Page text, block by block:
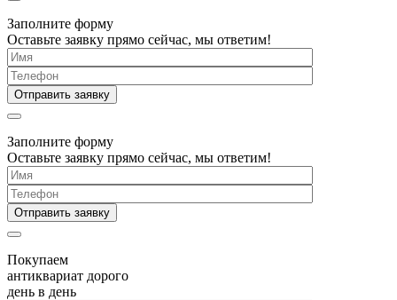
Заполните форму
Оставьте заявку прямо сейчас, мы ответим!
Заполните форму
Оставьте заявку прямо сейчас, мы ответим!
Покупаем
антиквариат дорого
день в день